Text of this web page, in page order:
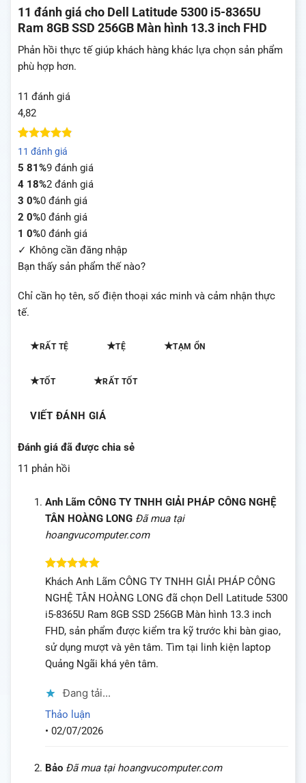
11 đánh giá cho Dell Latitude 5300 i5-8365U
Ram 8GB SSD 256GB Màn hình 13.3 inch FHD
Phản hồi thực tế giúp khách hàng khác lựa chọn sản phẩm
phù hợp hơn.
11 đánh giá
4,82
4.82trên 5
dựa trên
11
đánh giá
11 đánh giá
5 81%9 đánh giá
4 18%2 đánh giá
3 0%0 đánh giá
2 0%0 đánh giá
1 0%0 đánh giá
✓ Không cần đăng nhập
Bạn thấy sản phẩm thế nào?
Chỉ cần họ tên, số điện thoại xác minh và cảm nhận thực
tế.
★RẤT TỆ ★TỆ ★TẠM ỔN
★TỐT ★RẤT TỐT
VIẾT ĐÁNH GIÁ
Đánh giá đã được chia sẻ
11 phản hồi
Anh Lãm CÔNG TY TNHH GIẢI PHÁP CÔNG NGHỆ
TÂN HOÀNG LONG Đã mua tại
hoangvucomputer.com
Được xếp
hạng
5
sao
Khách Anh Lãm CÔNG TY TNHH GIẢI PHÁP CÔNG
NGHỆ TÂN HOÀNG LONG đã chọn Dell Latitude 5300
i5-8365U Ram 8GB SSD 256GB Màn hình 13.3 inch
FHD, sản phẩm được kiểm tra kỹ trước khi bàn giao,
sử dụng mượt và yên tâm. Tìm tại linh kiện laptop
Quảng Ngãi khá yên tâm.
Đang tải...
Thảo luận
• 02/07/2026
Bảo Đã mua tại hoangvucomputer.com